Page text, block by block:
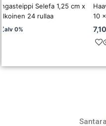
Selefa 1,25 cm x
24 rullaa
alv 0%
10
7,10